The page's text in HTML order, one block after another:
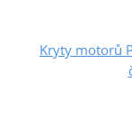
Kryty motorů